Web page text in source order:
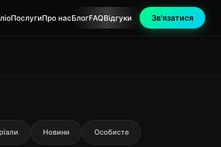
ПослугиПро насБлогFAQВідгуки Зв'язатися
Новини Особисте